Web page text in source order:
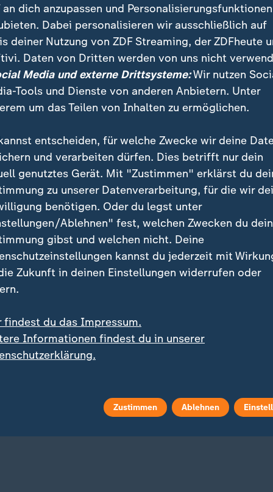
| heute
mehr Brauereien
schließen
1:33
Nachrichten | heute
"Deutsche Wirtschaft
sich robuster"
Video 1:06
greift die Ukraine an
macht
an dich anzupassen und Personalisierungsfunktionen
Dabei personalisieren wir ausschließlich auf
deiner Nutzung von ZDF Streaming, der ZDFheute
Daten von Dritten werden von uns nicht
Media und externe Drittsysteme:Wir nutzen
Tools und Dienste von anderen Anbietern. Unter
um das Teilen von Inhalten zu ermöglichen.
entscheiden, für welche Zwecke wir deine
und verarbeiten dürfen. Dies betrifft nur dein
genutztes Gerät. Mit "Zustimmen" erklärst du
zu unserer Datenverarbeitung, für die wir
benötigen. Oder du legst unter
Ablehnen" fest, welchen Zwecken du
gibst und welchen nicht. Deine
kannst du jederzeit mit
Zukunft in deinen Einstellungen widerrufen oder
findest du das Impressum.
Informationen findest du in unserer
Zustimmen Ablehnen